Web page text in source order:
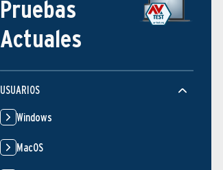
Pruebas
Actuales
USUARIOS
Windows
MacOS